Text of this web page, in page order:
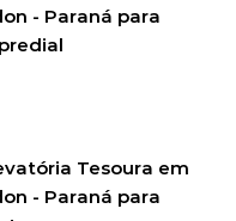
- Paraná para
Tesoura em
- Paraná para